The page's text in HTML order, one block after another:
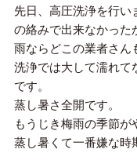
先日、高圧洗浄を行い
の絡みで出来なかった
雨ならどこの業者さん
洗浄では大して濡れて
です。
蒸し暑さ全開です。
もうじき梅雨の季節が
蒸し暑くて一番嫌な時